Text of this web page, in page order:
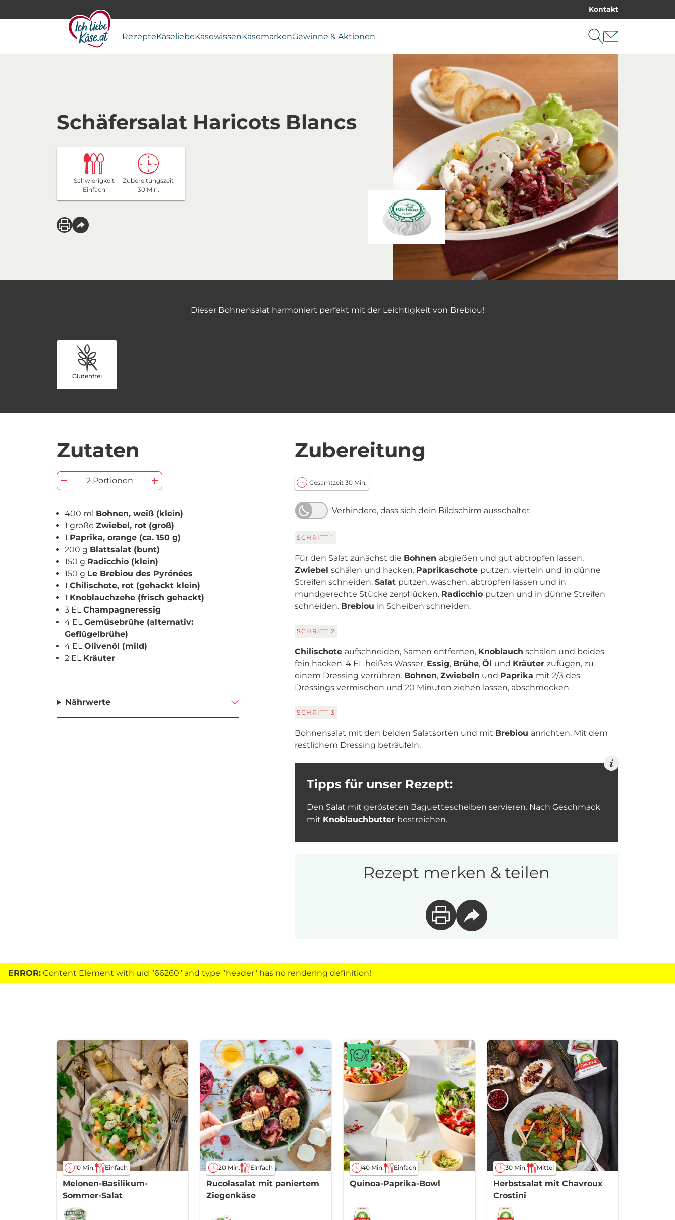
Kontakt
RezepteKäseliebeKäsewissenKäsemarkenGewinne & Aktionen
Schäfersalat Haricots Blancs
Schwierigkeit
Einfach
Zubereitungszeit
30 Min.
Dieser Bohnensalat harmoniert perfekt mit der Leichtigkeit von Brebiou!
Glutenfrei
Zutaten
2 Portionen
400 ml Bohnen, weiß (klein)
1 große Zwiebel, rot (groß)
1 Paprika, orange (ca. 150 g)
200 g Blattsalat (bunt)
150 g Radicchio (klein)
150 g Le Brebiou des Pyrénées
1 Chilischote, rot (gehackt klein)
1 Knoblauchzehe (frisch gehackt)
3 ELChampagneressig
4 ELGemüsebrühe (alternativ:
Geflügelbrühe)
4 ELOlivenöl (mild)
2 EL Kräuter
Nährwerte
Zubereitung
Gesamtzeit 30 Min.
Verhindere, dass sich dein Bildschirm ausschaltet
SCHRITT 1
Für den Salat zunächst die Bohnen abgießen und gut abtropfen lassen.
Zwiebel schälen und hacken. Paprikaschote putzen, vierteln und in dünne
Streifen schneiden. Salat putzen, waschen, abtropfen lassen und in
mundgerechte Stücke zerpflücken. Radicchio putzen und in dünne Streifen
schneiden. Brebiou in Scheiben schneiden.
SCHRITT 2
Chilischote aufschneiden, Samen entfernen, Knoblauch schälen und beides
fein hacken. 4 EL heißes Wasser, Essig, Brühe, Öl und Kräuter zufügen, zu
einem Dressing verrühren. Bohnen, Zwiebeln und Paprika mit 2/3 des
Dressings vermischen und 20 Minuten ziehen lassen, abschmecken.
SCHRITT 3
Bohnensalat mit den beiden Salatsorten und mit Brebiou anrichten. Mit dem
restlichem Dressing beträufeln.
Tipps für unser Rezept:
Den Salat mit gerösteten Baguettescheiben servieren. Nach Geschmack
mit Knoblauchbutter bestreichen.
Rezept merken & teilen
ERROR: Content Element with uid "66260" and type "header" has no rendering definition!
10 Min. Einfach
Melonen-Basilikum-
Sommer-Salat
20 Min. Einfach
Rucolasalat mit paniertem
Ziegenkäse
40 Min. Einfach
Quinoa-Paprika-Bowl
30 Min. Mittel
Herbstsalat mit Chavroux
Crostini